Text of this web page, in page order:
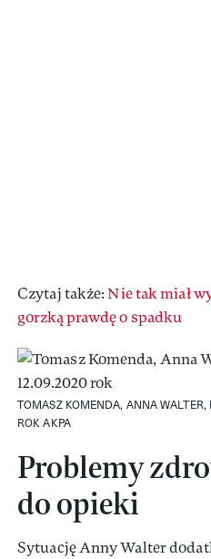
Czytaj także:Nie tak miał
gorzką prawdę o spadku
TOMASZ KOMENDA, ANNA WALTER,
ROKAKPA
Problemy
do opieki
Sytuację Anny Walter